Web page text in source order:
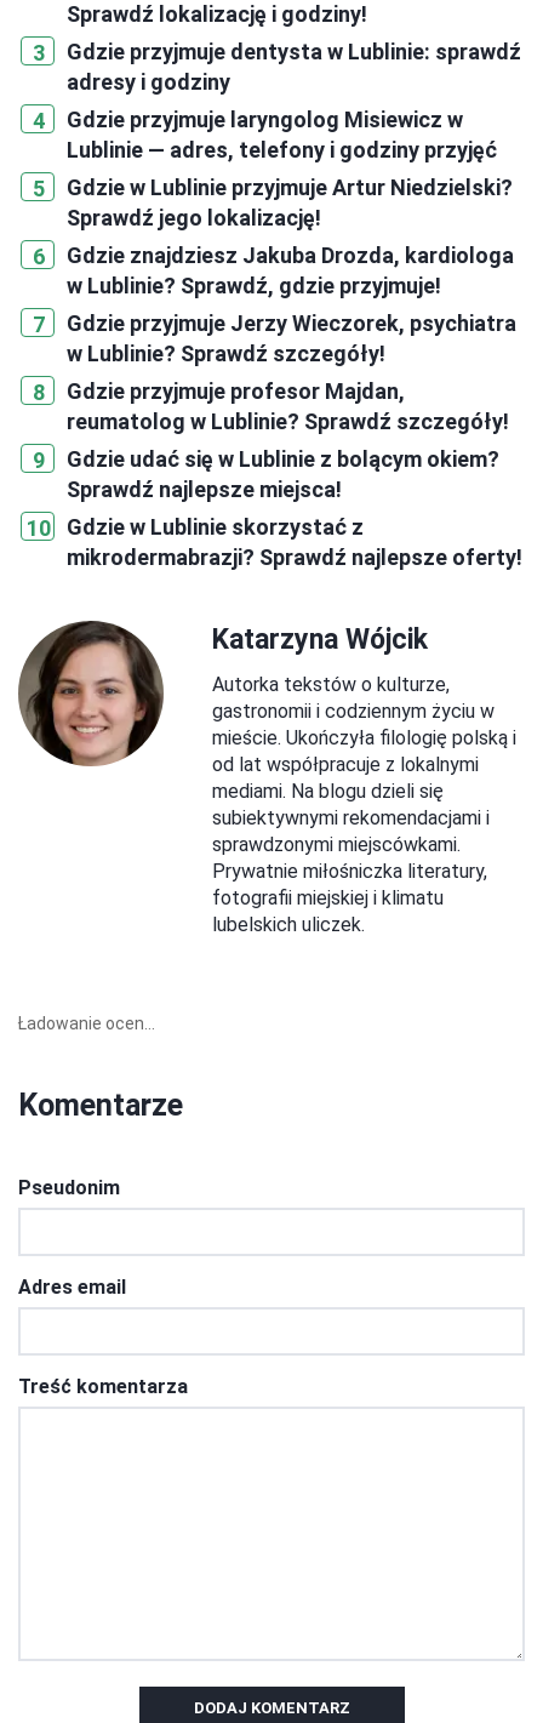
Sprawdź lokalizację i godziny!
Gdzie przyjmuje dentysta w Lublinie: sprawdź
adresy i godziny
Gdzie przyjmuje laryngolog Misiewicz w
Lublinie — adres, telefony i godziny przyjęć
Gdzie w Lublinie przyjmuje Artur Niedzielski?
Sprawdź jego lokalizację!
Gdzie znajdziesz Jakuba Drozda, kardiologa
w Lublinie? Sprawdź, gdzie przyjmuje!
Gdzie przyjmuje Jerzy Wieczorek, psychiatra
w Lublinie? Sprawdź szczegóły!
Gdzie przyjmuje profesor Majdan,
reumatolog w Lublinie? Sprawdź szczegóły!
Gdzie udać się w Lublinie z bolącym okiem?
Sprawdź najlepsze miejsca!
Gdzie w Lublinie skorzystać z
mikrodermabrazji? Sprawdź najlepsze oferty!
Katarzyna Wójcik
Autorka tekstów o kulturze,
gastronomii i codziennym życiu w
mieście. Ukończyła filologię polską i
od lat współpracuje z lokalnymi
mediami. Na blogu dzieli się
subiektywnymi rekomendacjami i
sprawdzonymi miejscówkami.
Prywatnie miłośniczka literatury,
fotografii miejskiej i klimatu
lubelskich uliczek.
Ładowanie ocen...
Komentarze
Pseudonim
Adres email
Treść komentarza
DODAJ KOMENTARZ